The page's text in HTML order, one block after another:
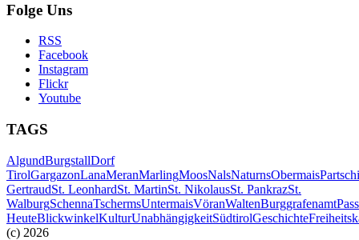
Folge Uns
RSS
Facebook
Instagram
Flickr
Youtube
TAGS
AlgundBurgstallDorf
TirolGargazonLanaMeranMarlingMoosNalsNaturnsObermais
GertraudSt. LeonhardSt. MartinSt. NikolausSt. PankrazSt.
WalburgSchennaTschermsUntermaisVöranWaltenBurggrafenamt
HeuteBlickwinkelKulturUnabhängigkeitSüdtirolGeschichte
(c) 2026